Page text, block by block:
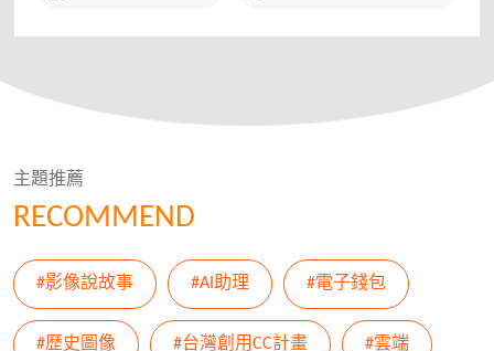
RECOMMEND
主題推薦
#影像說故事 #AI助理 #電子錢包
#歷史圖像 #台灣創用CC計畫 #雲端